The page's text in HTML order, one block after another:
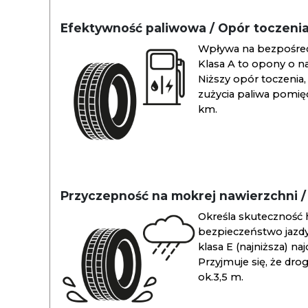
Efektywność paliwowa / Opór
Wpływa na
Klasa A to opony o
Niższy opór
zużycia paliwa
km.
Przyczepność na mokrej nawierzchni
Określa skuteczność
bezpieczeństwo
klasa E (najniższa)
Przyjmuje się, że
ok.3,5 m.